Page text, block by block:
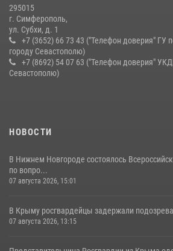
10 июля 2026, 15:10
295015
г. Симферополь,
ул. Субхи, д. 1
+7 (3652) 66 73 43 ("Телефон доверия" ГУ
городу Севастополю)
+7 (8692) 54 07 63 ("Телефон доверия"
Севастополю)
НОВОСТИ
В Нижнем Новгороде состоялось
по вопро...
07 августа 2026, 15:01
В Крыму росгвардейцы задержали
07 августа 2026, 13:15